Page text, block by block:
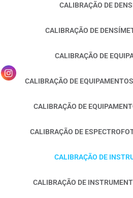
CALIBRAÇÃO DE
CALIBRAÇÃO DE
CALIBRAÇÃO DE
CALIBRAÇÃO DE
CALIBRAÇÃO DE
CALIBRAÇÃO DE
CALIBRAÇÃO DE
CALIBRAÇÃO DE